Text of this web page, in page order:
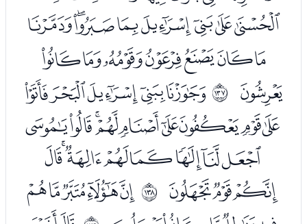
ﯥﯦﯧﯨﯩﯪﯫﯬ
ﯭﯮﯯﯰﯱﯲﯳ
ﯴ ﲈﭑﭒﭓﭔﭕ
ﭖﭗﭘﭙﭚﭛﭜﭝﭞ
ﭟﭠﭡﭢﭣﭤﭥﭦ
ﭧﭨﭩ ﲉﭫﭬﭭﭮﭯ